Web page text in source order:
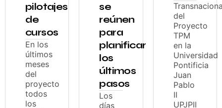
pilotajes
de
cursos
En los
últimos
meses
del
proyecto
todos
los
se
reúnen
para
planificar
los
últimos
pasos
Los
días
del
Proyecto
TPM
en la
Universidad
Pontificia
Juan
Pablo
II
UPJPII